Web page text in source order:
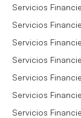
Servicios
Servicios
Servicios
Servicios
Servicios
Servicios
Servicios